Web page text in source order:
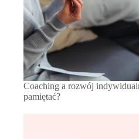
Coaching a rozwój
pamiętać?